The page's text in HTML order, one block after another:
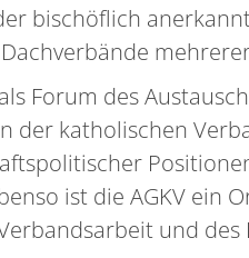
bischöflich
Forum des
der katholischen
ist die AGKV ein
und